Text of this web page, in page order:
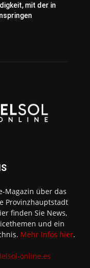
mit der in
Magazin über das
Provinzhauptstadt
finden Sie News,
und ein
Mehr Infos hier.
online.es